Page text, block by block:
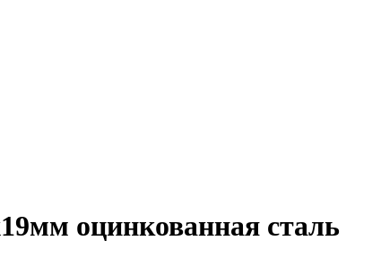
оцинкованная сталь